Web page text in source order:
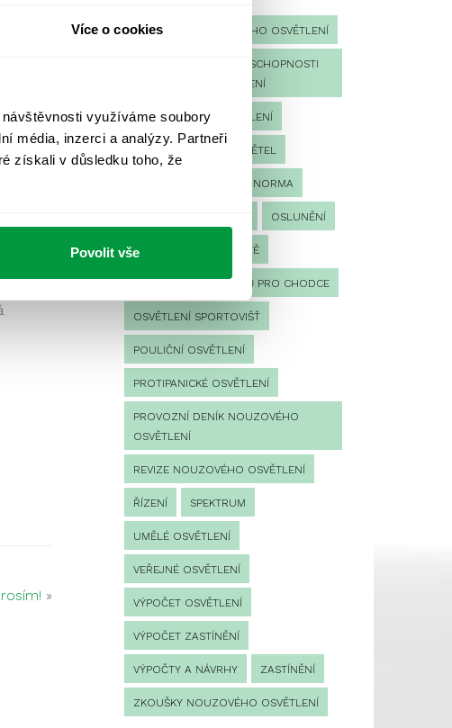
Více o cookies
využíváme soubory
média, inzerci a analýzy. Partneři
získali v důsledku toho, že
Povolit vše
»
KONTROLA NOUZOVÉHO OSVĚTLENÍ
KONTROLA PROVOZUSCHOPNOSTI
NOUZOVÉHO OSVĚTLENÍ
LED NOUZOVÉ OSVĚTLENÍ
MĚŘENÍ SVĚTEL
NORMA
OSLUNĚNÍ
OSVĚTLENÍ PRACOVIŠTĚ
OSVĚTLENÍ PŘECHODŮ PRO CHODCE
OSVĚTLENÍ SPORTOVIŠŤ
POULIČNÍ OSVĚTLENÍ
PROTIPANICKÉ OSVĚTLENÍ
PROVOZNÍ DENÍK NOUZOVÉHO
OSVĚTLENÍ
REVIZE NOUZOVÉHO OSVĚTLENÍ
ŘÍZENÍ SPEKTRUM
UMĚLÉ OSVĚTLENÍ
VEŘEJNÉ OSVĚTLENÍ
VÝPOČET OSVĚTLENÍ
VÝPOČET ZASTÍNĚNÍ
VÝPOČTY A NÁVRHY ZASTÍNĚNÍ
ZKOUŠKY NOUZOVÉHO OSVĚTLENÍ